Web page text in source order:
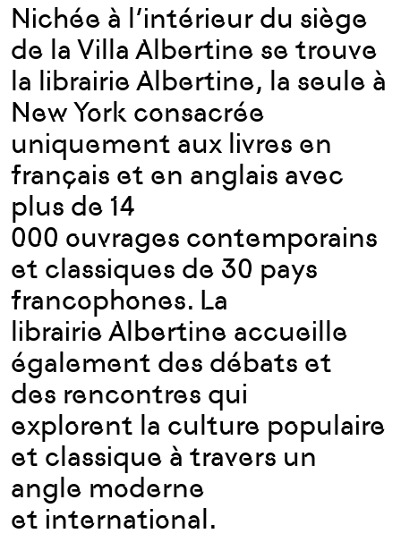
Nichée à l’intérieur du siège
de la Villa Albertine se trouve
la librairie Albertine, la seule à
New York consacrée
uniquement aux livres en
français et en anglais avec
plus de 14
000 ouvrages contemporains
et classiques de 30 pays
francophones. La
librairie Albertine accueille
également des débats et
des rencontres qui
explorent la culture populaire
et classique à travers un
angle moderne
et international.